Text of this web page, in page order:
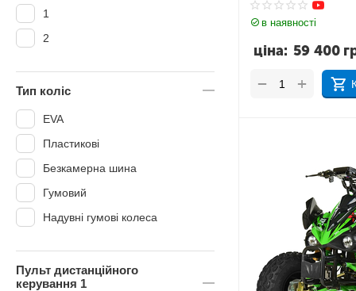
в наявності
59 400
ціна:
+
−
1
2
Тип коліс
EVA
Пластикові
Безкамерна шина
Гумовий
Надувні гумові колеса
Пульт дистанційного
керування 1